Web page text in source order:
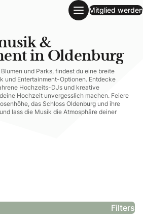
in Oldenburg
Mitglied werden
&
in Oldenburg
und Parks, findest du eine breite
und Entertainment-Optionen. Entdecke
Hochzeits-DJs und kreative
Hochzeit unvergesslich machen. Feiere
das Schloss Oldenburg und ihre
lass die Musik die Atmosphäre deiner
Filters